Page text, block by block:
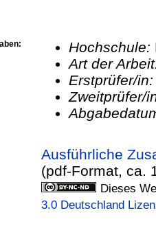
Hochschule:
Art der
Erstprüfer/
Ausführliche
(pdf-Format, ca.
Dieses
3.0 Deutschland